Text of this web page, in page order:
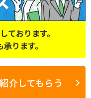
ております。
ります。
介してもらう